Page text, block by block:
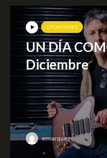
EFEMÉRIDES
UN DÍA
Diciembre
emarquez